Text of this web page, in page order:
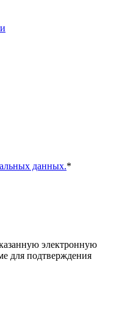
данных.*
электронную
для подтверждения